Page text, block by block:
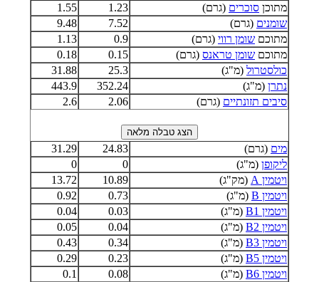
מתוכן סוכרים (גרם) 1.23
1.55
שומנים (גרם) 7.52
9.48
מתוכם שומן רווי (גרם) 0.9
1.13
מתוכם שומן טראנס (גרם) 0.15
0.18
כולסטרול (מ"ג) 25.3
31.88
נתרן (מ"ג) 352.24
443.9
סיבים תזונתיים (גרם) 2.06
2.6
מים (גרם) 24.83
31.29
ליקופן (מ"ג) 0
0
ויטמין A
(מק"ג) 10.89
13.72
ויטמין B
(מ"ג) 0.73
0.92
ויטמין B1
(מ"ג) 0.03
0.04
ויטמין B2
(מ"ג) 0.04
0.05
ויטמין B3
(מ"ג) 0.34
0.43
ויטמין B5
(מ"ג) 0.23
0.29
ויטמין B6
(מ"ג) 0.08
0.1